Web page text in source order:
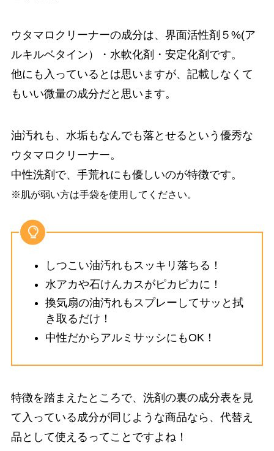
ウタマロクリーナーの成分は、界面活性剤５%(ア
ルキルベタイン）・水軟化剤・安定化剤です。
他にも入っているとは思いますが、記載しなくて
もいい微量の成分だと思います。
油汚れも、水垢もなんでも落とせるという優秀な
ウタマロクリーナー。
中性洗剤で、手荒れにも優しいのが特徴です。
※肌が弱い方は手袋を使用してください。
しつこい油汚れもスッキリ落ちる！
水アカや石けんカスがピカピカに！
換気扇の油汚れもスプレーしてサッと拭
き取るだけ！
中性だからアルミサッシにもOK！
特徴を踏まえたところで、洗剤の裏の成分表を見
て入っている成分が同じような商品なら、代替え
品として使えるってことですよね！